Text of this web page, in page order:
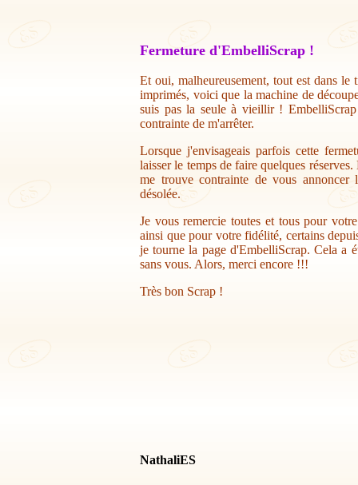
Fermeture d'EmbelliScrap !
Et oui, malheureusement, tout est dans
imprimés, voici que la machine de
suis pas la seule à vieillir !
contrainte de m'arrêter.
Lorsque j'envisageais parfois cette
laisser le temps de faire quelques
me trouve contrainte de vous annoncer
désolée.
Je vous remercie toutes et tous pour
ainsi que pour votre fidélité, certains
je tourne la page d'EmbelliScrap. Cela a
sans vous. Alors, merci encore !!!
Très bon Scrap !
NathaliES